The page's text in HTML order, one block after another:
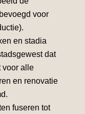
voor
en stadia
dat
voor alle
en renovatie
fuseren tot